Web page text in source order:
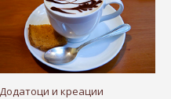
Додатоци и креации